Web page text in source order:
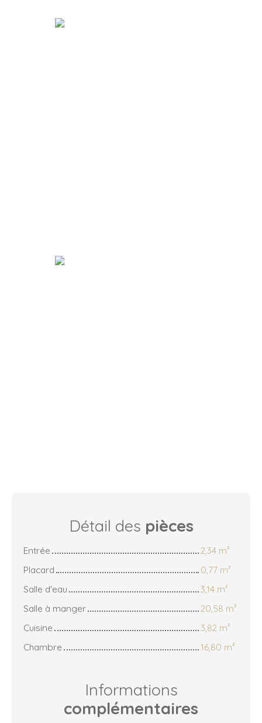
Détail des pièces
Entrée
2,34 m²
Placard
0,77 m²
Salle d'eau
3,14 m²
Salle à manger
20,58 m²
Cuisine
3,82 m²
Chambre
16,80 m²
Informations
complémentaires